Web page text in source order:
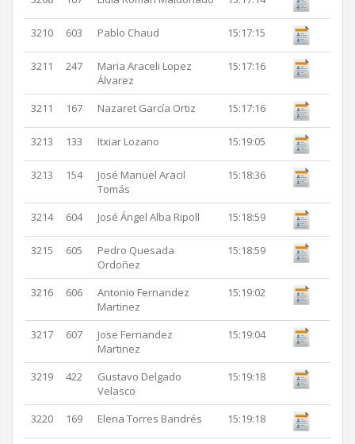
3210 603 Pablo Chaud 15:17:15
3211 247
Maria Araceli Lopez
Álvarez
15:17:16
3211 167 Nazaret García Ortiz 15:17:16
3213 133 Itxiar Lozano 15:19:05
3213 154
José Manuel Aracil
Tomás
15:18:36
3214 604 José Ángel Alba Ripoll 15:18:59
3215 605
Pedro Quesada
Ordoñez
15:18:59
3216 606
Antonio Fernandez
Martinez
15:19:02
3217 607
Jose Fernandez
Martinez
15:19:04
3219 422
Gustavo Delgado
Velasco
15:19:18
3220 169 Elena Torres Bandrés 15:19:18